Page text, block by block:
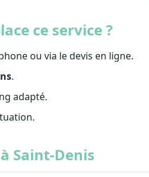
ce service ?
ou via le devis en ligne.
.
adapté.
Saint-Denis